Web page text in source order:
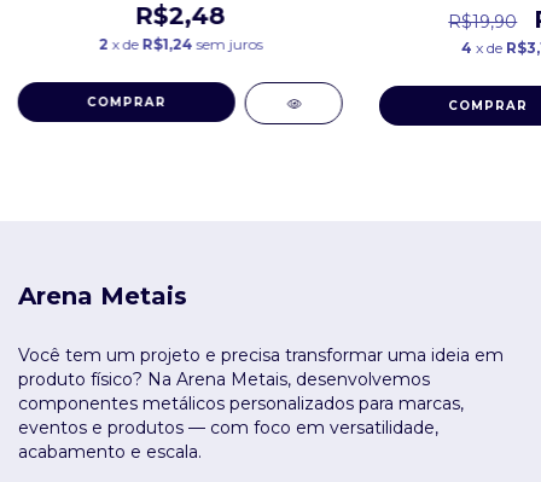
R$2,48
2 x de R$1,24 sem juros
COMPRAR
R$19,90
4 x de
COMPRAR
Arena Metais
Você tem um projeto e precisa transformar uma ideia em
produto físico? Na Arena Metais, desenvolvemos
componentes metálicos personalizados para marcas,
eventos e produtos — com foco em versatilidade,
acabamento e escala.